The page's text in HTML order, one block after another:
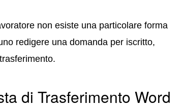
non esiste una particolare forma
redigere una domanda per iscritto,
di Trasferimento Word